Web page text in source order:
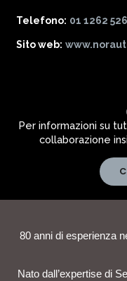
Telefono: 01 1262
Sito web:
Per informazioni su
collaborazione
80 anni di esperienza
Nato dall’expertise di